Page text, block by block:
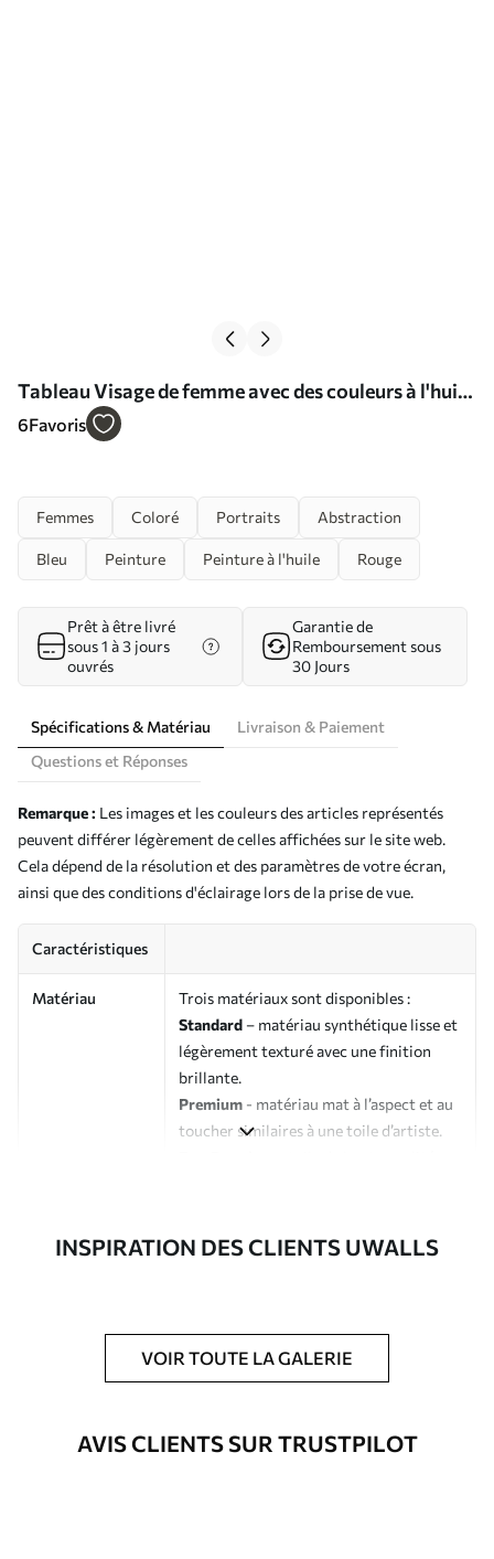
Tableau Visage de femme avec des couleurs à l'huile
Nr s39591
6Favoris
Femmes Coloré Portraits Abstraction
Bleu Peinture Peinture à l'huile Rouge
Prêt à être livré
sous 1 à 3 jours
ouvrés
Garantie de
Remboursement sous
30 Jours
Spécifications & Matériau
Livraison & Paiement
Questions et Réponses
Remarque : Les images et les couleurs des articles représentés
peuvent différer légèrement de celles affichées sur le site web.
Cela dépend de la résolution et des paramètres de votre écran,
ainsi que des conditions d'éclairage lors de la prise de vue.
Caractéristiques
Matériau
Trois matériaux sont disponibles :
Standard – matériau synthétique lisse et
légèrement texturé avec une finition
brillante.
Premium - matériau mat à l’aspect et au
toucher similaires à une toile d’artiste.
Possibilité d'ajouter un vernis
protecteur pour renforcer la durabilité
du tableau.
Matériaux disponibles
INSPIRATION DES CLIENTS UWALLS
VOIR TOUTE LA GALERIE
AVIS CLIENTS SUR TRUSTPILOT